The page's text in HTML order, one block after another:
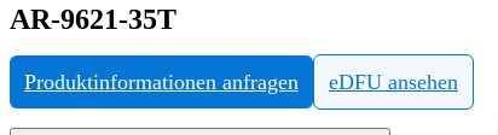
AR-9621-35T
Produktinformationen anfragen eDFU ansehen